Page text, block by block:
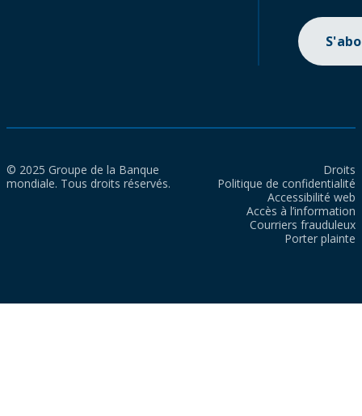
© 2025 Groupe de la Banque
mondiale. Tous droits réservés.
Droits
Politique de confidentialité
Accessibilité web
Accès à l’information
Courriers frauduleux
Porter plainte